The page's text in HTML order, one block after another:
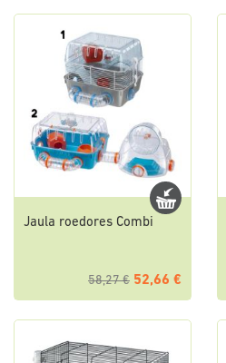
Jaula roedores Combi
58,27 € 52,66 €